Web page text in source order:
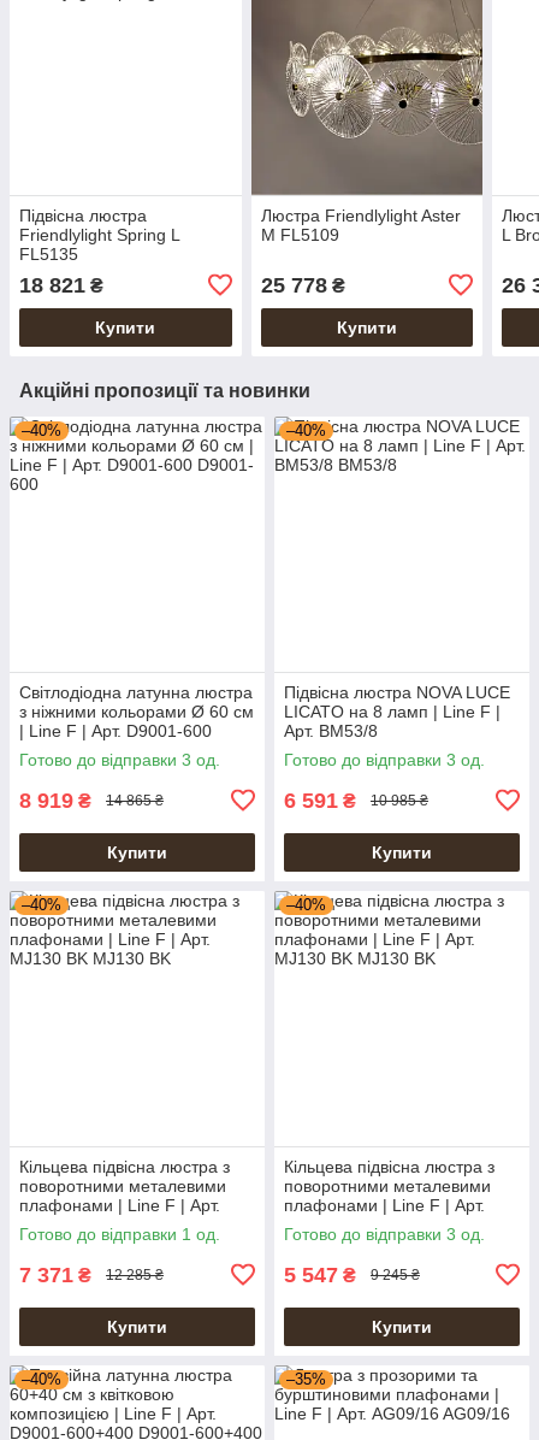
Підвісна люстра
Friendlylight Spring L
FL5135
18 821 ₴
Купити
Люстра Friendlylight Aster
M FL5109
25 778₴
Купити
L
26
Акційні пропозиції та новинки
–40%
Світлодіодна латунна люстра
з ніжними кольорами Ø 60 см
| Line F | Арт. D9001-600
Готово до відправки 3 од.
8 919 ₴ 14 865 ₴
Купити
–40%
Підвісна люстра NOVA LUCE
LICATO на 8 ламп | Line F |
Арт. BM53/8
Готово до відправки 3 од.
6 591 ₴ 10 985 ₴
Купити
–40%
Кільцева підвісна люстра з
поворотними металевими
плафонами | Line F | Арт.
MJ130 BK
Готово до відправки 1 од.
7 371 ₴ 12 285 ₴
Купити
–40%
Кільцева підвісна люстра з
поворотними металевими
плафонами | Line F | Арт.
MJ130 BK
Готово до відправки 3 од.
5 547 ₴ 9 245 ₴
Купити
–40% –35%